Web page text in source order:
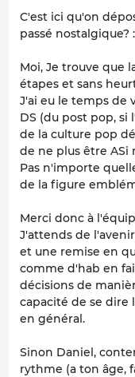
C'est ici qu'on
passé nostalgique?
Moi, Je trouve que
étapes et sans
J'ai eu le temps de
DS (du post pop, si
de la culture pop
de ne plus être ASi
Pas n'importe
de la figure
Merci donc à
J'attends de
et une remise en
comme d'hab en
décisions de
capacité de se dire
en général.
Sinon Daniel,
rythme (a ton âge,